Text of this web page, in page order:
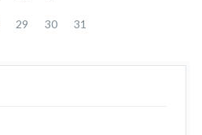
29 30 31